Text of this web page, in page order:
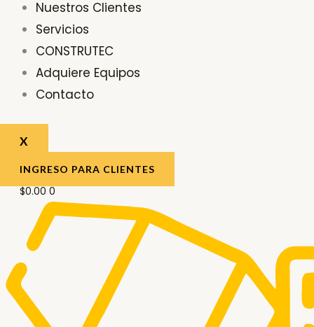
Nuestros Clientes
Servicios
CONSTRUTEC
Adquiere Equipos
Contacto
X
INGRESO PARA CLIENTES
$0.00 0